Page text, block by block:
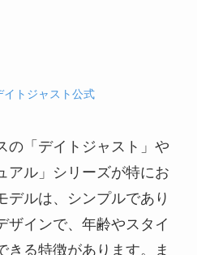
イトジャスト公式
の「デイトジャスト」や
アル」シリーズが特にお
デルは、シンプルであり
ザインで、年齢やスタイ
きる特徴があります。ま